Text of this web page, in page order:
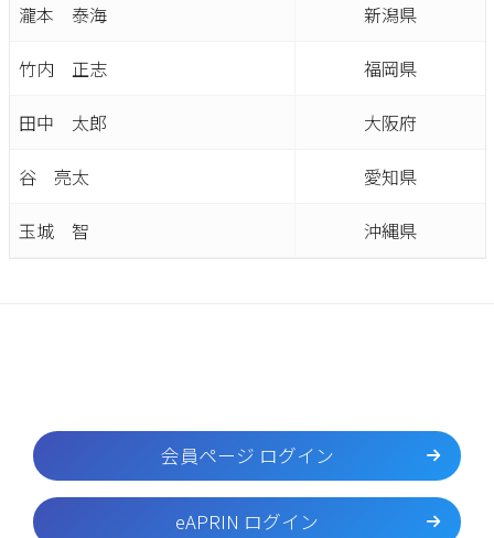
瀧本 泰海 新潟県
竹内 正志 福岡県
田中 太郎 大阪府
谷 亮太 愛知県
玉城 智 沖縄県
会員ページ ログイン
eAPRIN ログイン